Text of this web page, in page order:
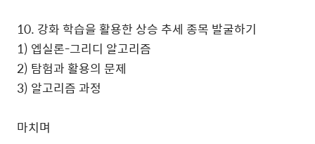
10. 강화 학습을 활용한 상승 추세 종목 발굴하기
1) 엡실론-그리디 알고리즘
2) 탐험과 활용의 문제
3) 알고리즘 과정
마치며